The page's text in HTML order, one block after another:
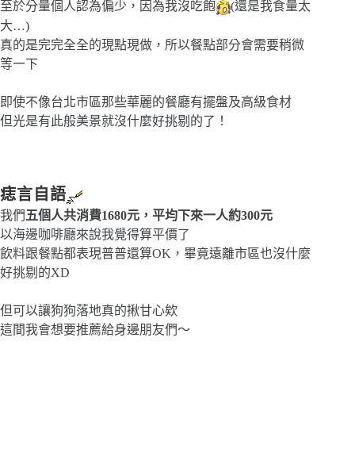
至於分量個人認為偏少，因為我沒吃飽
(還是我食量太
大…)
真的是完完全全的現點現做，所以餐點部分會需要稍微
等一下
即使不像台北市區那些華麗的餐廳有擺盤及高級食材
但光是有此般美景就沒什麼好挑剔的了！
痣言自語
我們 五個人共消費1680元，平均下來一人約300元
以海邊咖啡廳來說我覺得算平價了
飲料跟餐點都表現普普還算OK，畢竟遠離市區也沒什麼
好挑剔的XD
但可以讓狗狗落地真的揪甘心欸
這間我會想要推薦給身邊朋友們～